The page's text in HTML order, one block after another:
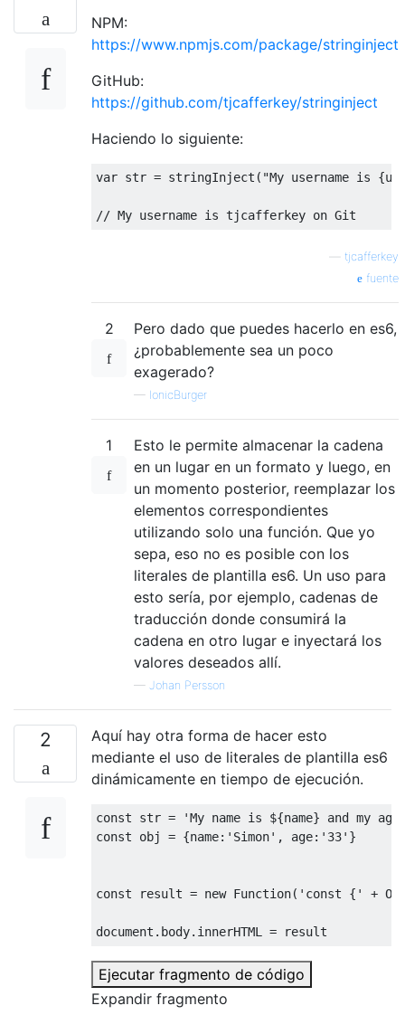
NPM:
https://www.npmjs.com/package/stringinject
GitHub:
https://github.com/tjcafferkey/stringinject
Haciendo lo siguiente:
var str = stringInject( "My username is
// My username is tjcafferkey on Git
tjcafferkey
fuente
2
Pero dado que puedes hacerlo en es6,
¿probablemente sea un poco
exagerado?
— IonicBurger
1
Esto le permite almacenar la cadena
en un lugar en un formato y luego, en
un momento posterior, reemplazar los
elementos correspondientes
utilizando solo una función. Que yo
sepa, eso no es posible con los
literales de plantilla es6. Un uso para
esto sería, por ejemplo, cadenas de
traducción donde consumirá la
cadena en otro lugar e inyectará los
valores deseados allí.
— Johan Persson
2
Aquí hay otra forma de hacer esto
mediante el uso de literales de plantilla es6
dinámicamente en tiempo de ejecución.
const str =
'My name is ${name} and my
const obj = {name: 'Simon' , age: '33' }
const result = new Function( 'const {' +
document .body.innerHTML = result
Ejecutar fragmento de código
Expandir fragmento